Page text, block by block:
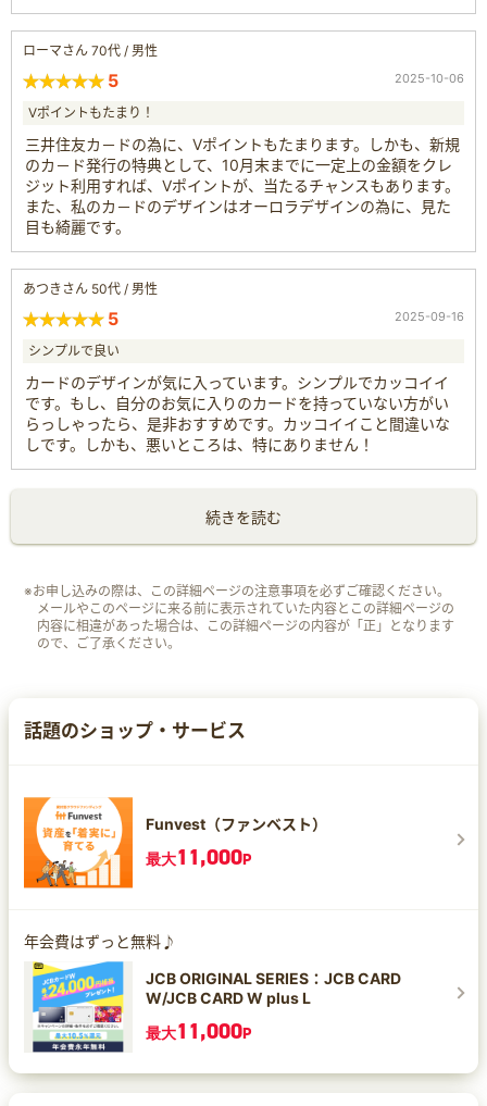
ローマさん 70代 / 男性
5 2025-10-06
Vポイントもたまり！
三井住友カ－ドの為に、Vポイントもたまります。しかも、新規
のカ－ド発行の特典として、10月末までに一定上の金額をクレ
ジット利用すれば、Vポイントが、当たるチャンスもあります。
また、私のカ－ドのデザインはオーロラデザインの為に、見た
目も綺麗です。
あつきさん 50代 / 男性
5 2025-09-16
シンプルで良い
カードのデザインが気に入っています。シンプルでカッコイイ
です。もし、自分のお気に入りのカードを持っていない方がい
らっしゃったら、是非おすすめです。カッコイイこと間違いな
しです。しかも、悪いところは、特にありません！
続きを読む
※お申し込みの際は、この詳細ページの注意事項を必ずご確認ください。
メールやこのページに来る前に表示されていた内容とこの詳細ページの
内容に相違があった場合は、この詳細ページの内容が「正」となります
ので、ご了承ください。
話題のショップ・サービス
Funvest（ファンベスト）
最大11,000P
年会費はずっと無料♪
JCB ORIGINAL SERIES：JCB CARD
W/JCB CARD W plus L
最大11,000P